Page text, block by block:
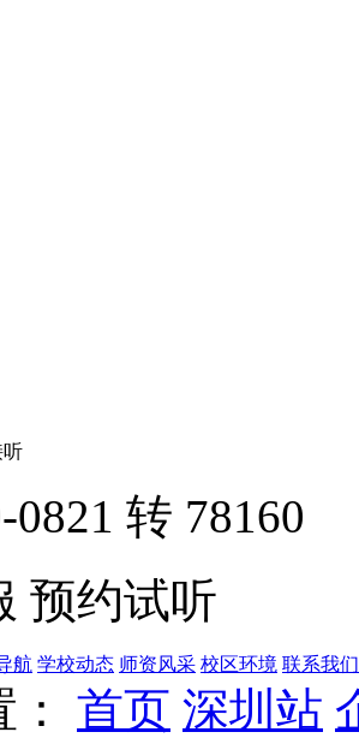
听
0821 转 78160
预约试听
航 学校动态 师资风采 校区环境 联系我们
首页 深圳站